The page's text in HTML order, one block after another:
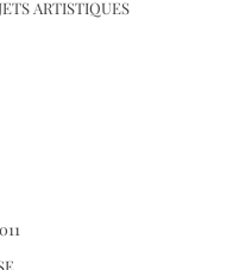
ARTISTIQUES